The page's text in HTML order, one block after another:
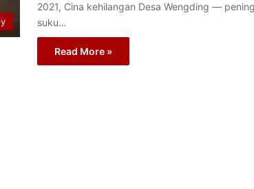
2021, Cina kehilangan Desa Wengding —
suku…
Read More »